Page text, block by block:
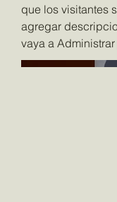
que los visitantes
agregar
vaya a